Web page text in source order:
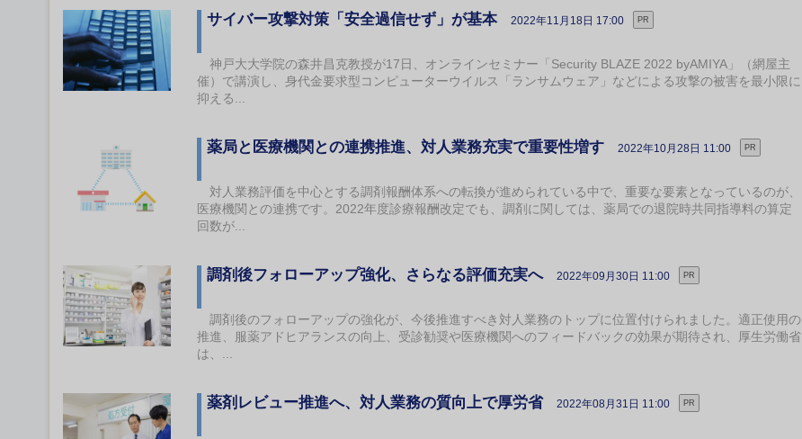
サイバー攻撃対策「安全過信せず」が基本 2022年11月18日 17:00 PR
神戸大大学院の森井昌克教授が17日、オンラインセミナー「Security BLAZE 2022 byAMIYA」（網屋主
催）で講演し、身代金要求型コンピューターウイルス「ランサムウェア」などによる攻撃の被害を最小限に
抑える...
薬局と医療機関との連携推進、対人業務充実で重要性増す 2022年10月28日 11:00 PR
対人業務評価を中心とする調剤報酬体系への転換が進められている中で、重要な要素となっているのが、
医療機関との連携です。2022年度診療報酬改定でも、調剤に関しては、薬局での退院時共同指導料の算定
回数が...
調剤後フォローアップ強化、さらなる評価充実へ 2022年09月30日 11:00 PR
調剤後のフォローアップの強化が、今後推進すべき対人業務のトップに位置付けられました。適正使用の
推進、服薬アドヒアランスの向上、受診勧奨や医療機関へのフィードバックの効果が期待され、厚生労働省
は、...
薬剤レビュー推進へ、対人業務の質向上で厚労省 2022年08月31日 11:00 PR